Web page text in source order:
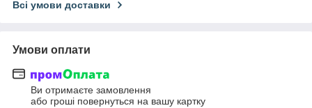
Всі умови доставки
Умови оплати
Ви отримаєте замовлення
або гроші повернуться на вашу картку